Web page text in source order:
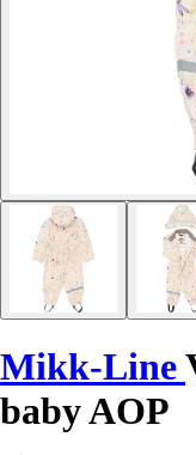
Mikk-Line
baby AOP